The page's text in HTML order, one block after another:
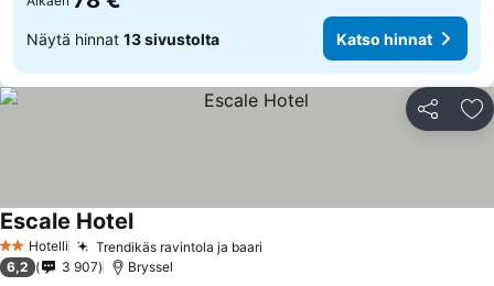
Näytä hinnat 13 sivustolta Katso hinnat
Jaa
2 Tähtiluokitus
Hotelli Trendikäs ravintola ja baari
Escale HotelKatso hinnat
6,2 3 907 Bryssel